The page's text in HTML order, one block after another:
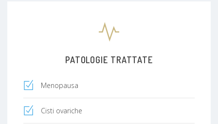
PATOLOGIE TRATTATE
Menopausa
Cisti ovariche